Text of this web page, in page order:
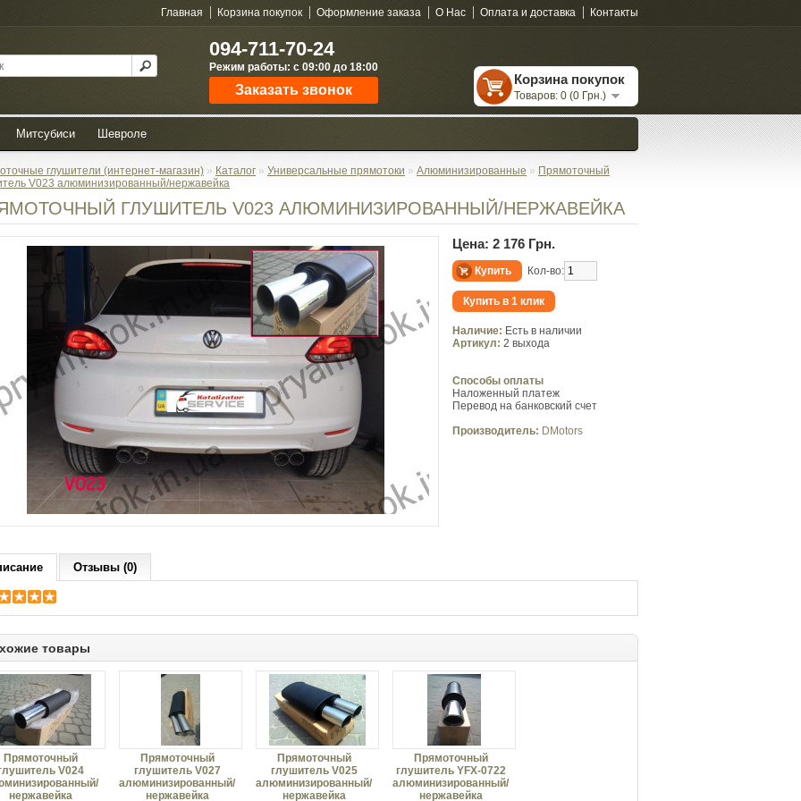
Корзина покупок
Товаров: 0 (0 Грн.)
094-711-70-24
Режим работы: с 09:00 до 18:00
Заказать звонок
Главная Корзина покупок Оформление заказа О Нас Оплата и доставка Контакты
Митсубиси Шевроле
глушители (интернет-магазин) » Каталог » Универсальные прямотоки » Алюминизированные » Прямоточный
V023 алюминизированный/нержавейка
ГЛУШИТЕЛЬ V023 АЛЮМИНИЗИРОВАННЫЙ/НЕРЖАВЕЙКА
Цена: 2 176 Грн.
Кол-во:
Купить в 1 клик
Наличие: Есть в наличии
Артикул: 2 выхода
Способы оплаты
Наложенный платеж
Перевод на банковский счет
Производитель: DMotors
Отзывы (0)
товары
Прямоточный
V024
нержавейка
Прямоточный
глушитель V027
алюминизированный/
нержавейка
Прямоточный
глушитель V025
алюминизированный/
нержавейка
Прямоточный
глушитель YFX-0722
алюминизированный/
нержавейка